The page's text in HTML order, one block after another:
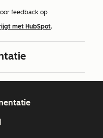
feedback op
met HubSpot.